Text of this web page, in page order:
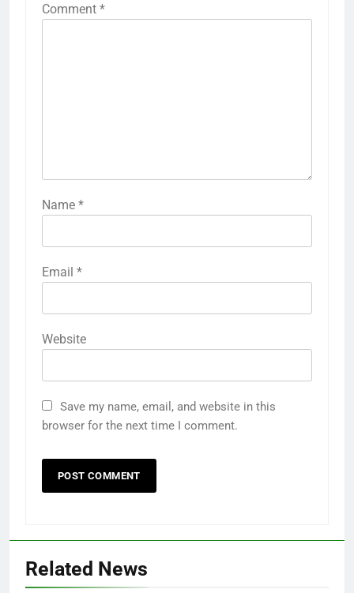
Comment *
Name *
Email *
Website
Save my name, email, and website in this
browser for the next time I comment.
Related News